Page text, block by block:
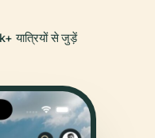
यात्रियों से जुड़ें